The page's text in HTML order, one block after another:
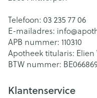
Telefoon: 03 235 77 06
E-mailadres: info@
APB nummer: 110310
Apotheek titularis: Elien
BTW nummer:
Klantenservice